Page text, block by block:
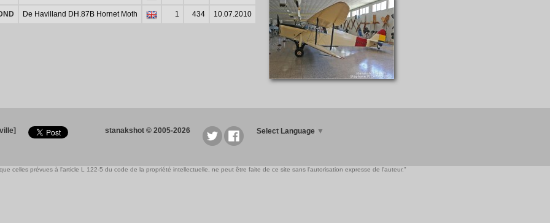
De Havilland DH.87B Hornet Moth 1 434 10.07.2010
stanakshot © 2005-2026 Select Language ▼
celles prévues à l'article L 122-5 du code de la propriété intellectuelle, ne peut être faite de ce site sans l'autorisation expresse de l'auteur."